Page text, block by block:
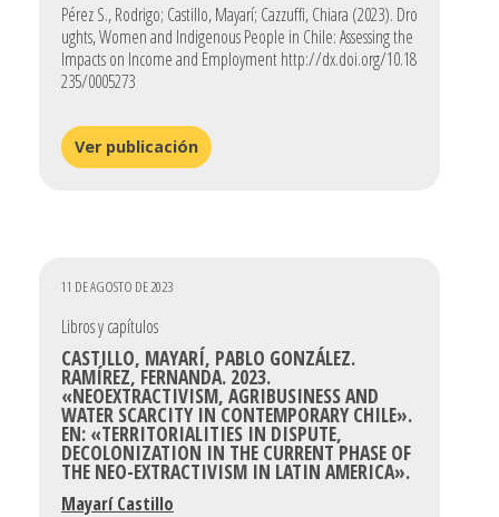
Pérez S., Rodrigo; Castillo, Mayarí; Cazzuffi, Chiara (2023). Dro
ughts, Women and Indigenous People in Chile: Assessing the
Impacts on Income and Employment http://dx.doi.org/10.18
235/0005273
Ver publicación
11 DE AGOSTO DE 2023
Libros y capítulos
CASTILLO, MAYARÍ, PABLO GONZÁLEZ.
RAMÍREZ, FERNANDA. 2023.
«NEOEXTRACTIVISM, AGRIBUSINESS AND
WATER SCARCITY IN CONTEMPORARY CHILE».
EN: «TERRITORIALITIES IN DISPUTE,
DECOLONIZATION IN THE CURRENT PHASE OF
THE NEO-EXTRACTIVISM IN LATIN AMERICA».
Mayarí Castillo